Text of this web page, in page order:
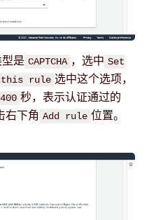
是 CAPTCHA ，选中 Set
this rule 选中这个选项，
秒，表示认证通过的
右下角 Add rule 位置。